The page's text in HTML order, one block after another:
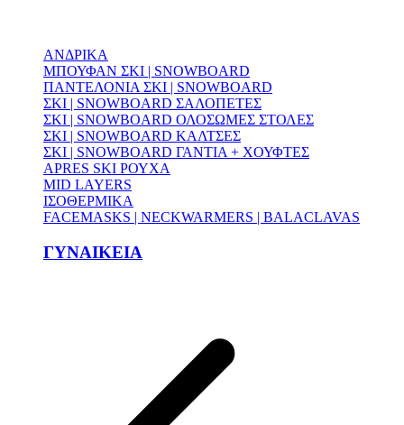
ΑΝΔΡΙΚΑ
ΜΠΟΥΦΑΝ ΣΚΙ | SNOWBOARD
ΠΑΝΤΕΛΟΝΙΑ ΣΚΙ | SNOWBOARD
ΣΚΙ | SNOWBOARD ΣΑΛΟΠΕΤΕΣ
ΣΚΙ | SNOWBOARD ΟΛΟΣΩΜΕΣ ΣΤΟΛΕΣ
ΣΚΙ | SNOWBOARD ΚΑΛΤΣΕΣ
ΣΚΙ | SNOWBOARD ΓΑΝΤΙΑ + ΧΟΥΦΤΕΣ
APRES SKI ΡΟΥΧΑ
MID LAYERS
ΙΣΟΘΕΡΜΙΚΑ
FACEMASKS | NECKWARMERS | BALACLAVAS
ΓΥΝΑΙΚΕΙΑ